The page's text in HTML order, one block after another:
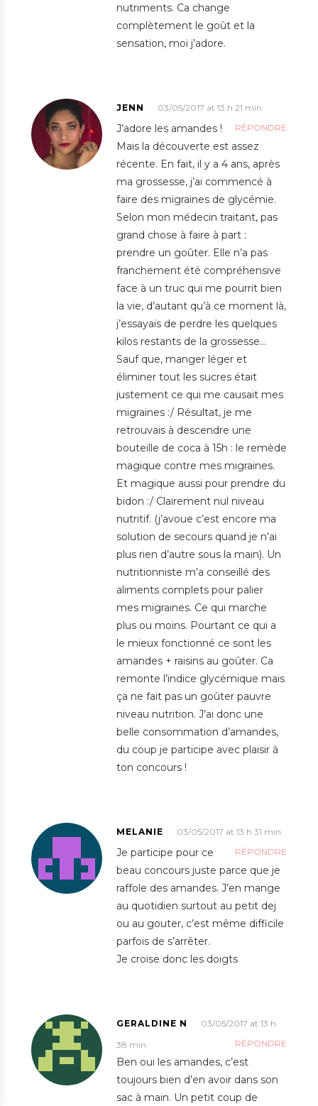
nutriments. Ca change
complètement le goût et la
sensation, moi j’adore.
JENN
03/05/2017 at 13 h 21 min
RÉPONDRE
J’adore les amandes !
Mais la découverte est assez
récente. En fait, il y a 4 ans, après
ma grossesse, j’ai commencé à
faire des migraines de glycémie.
Selon mon médecin traitant, pas
grand chose à faire à part :
prendre un goûter. Elle n’a pas
franchement été compréhensive
face à un truc qui me pourrit bien
la vie, d’autant qu’à ce moment là,
j’essayais de perdre les quelques
kilos restants de la grossesse…
Sauf que, manger léger et
éliminer tout les sucres était
justement ce qui me causait mes
migraines :/ Résultat, je me
retrouvais à descendre une
bouteille de coca à 15h : le remède
magique contre mes migraines.
Et magique aussi pour prendre du
bidon :/ Clairement nul niveau
nutritif. (j’avoue c’est encore ma
solution de secours quand je n’ai
plus rien d’autre sous la main). Un
nutritionniste m’a conseillé des
aliments complets pour palier
mes migraines. Ce qui marche
plus ou moins. Pourtant ce qui a
le mieux fonctionné ce sont les
amandes + raisins au goûter. Ca
remonte l’indice glycémique mais
ça ne fait pas un goûter pauvre
niveau nutrition. J’ai donc une
belle consommation d’amandes,
du coup je participe avec plaisir à
ton concours !
MELANIE
03/05/2017 at 13 h 31 min
RÉPONDRE
Je participe pour ce
beau concours juste parce que je
raffole des amandes. J’en mange
au quotidien surtout au petit dej
ou au gouter, c’est même difficile
parfois de s’arrêter.
Je croise donc les doigts
GERALDINE N
03/05/2017 at 13 h
38 min
RÉPONDRE
Ben oui les amandes, c’est
toujours bien d’en avoir dans son
sac à main. Un petit coup de